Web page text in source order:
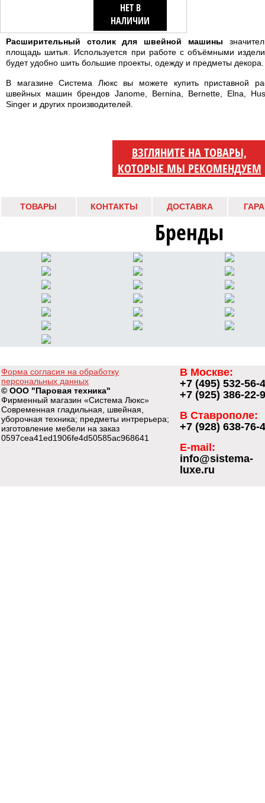
НЕТ В
НАЛИЧИИ
Расширительный столик для швейной машины
площадь шитья. Используется при работе с объёмными
будет удобно шить большие проекты, одежду и предметы декора.
В магазине Система Люкс вы можете купить приставной
швейных машин брендов Janome, Bernina, Bernette, Elna,
Singer и других производителей.
ВЗГЛЯНИТЕ НА ТОВАРЫ,
КОТОРЫЕ МЫ РЕКОМЕНДУЕМ
ТОВАРЫ КОНТАКТЫ ДОСТАВКА
Бренды
Форма согласия на обработку
персональных данных
© ООО "Паровая техника"
Фирменный магазин «Система Люкс»
Современная гладильная, швейная,
уборочная техника; предметы интрерьера;
изготовление мебели на заказ
0597cea41ed1906fe4d50585ac968641
В Москве:
+7 (495) 532-56-
+7 (925) 386-22-
В Ставрополе:
+7 (928) 638-76-
E-mail:
info@sistema-
luxe.ru